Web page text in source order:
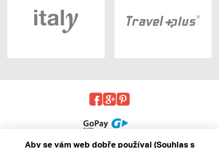
Aby se vám web dobře používal (Souhlas s